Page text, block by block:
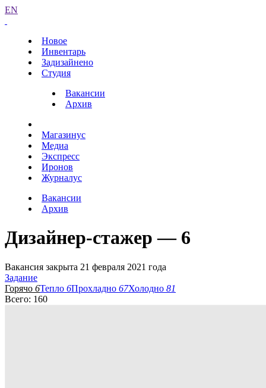
EN
Новое
Инвентарь
Задизайнено
Студия
Вакансии
Архив
Магазинус
Медиа
Экспресс
Иронов
Журналус
Вакансии
Архив
Дизайнер-стажер — 6
Вакансия закрыта 21 февраля 2021 года
Задание
Горячо 6Тепло 6Прохладно 67Холодно 81
Всего: 160